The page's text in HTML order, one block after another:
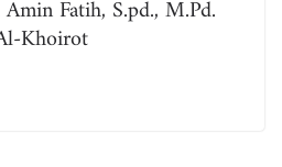
Fatih, S.pd., M.Pd.
Khoirot